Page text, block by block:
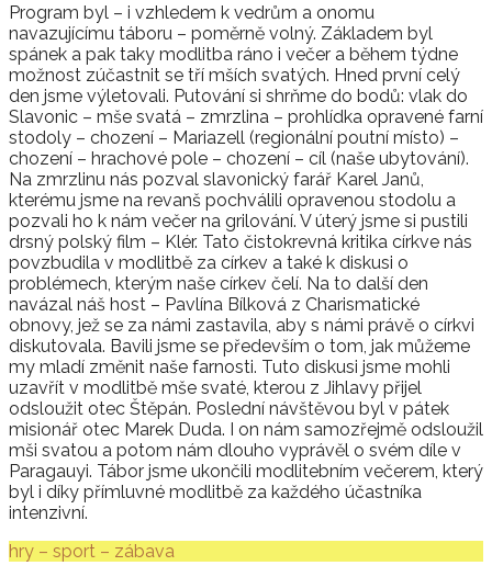
Program byl – i vzhledem k vedrům a onomu
navazujícímu táboru – poměrně volný. Základem byl
spánek a pak taky modlitba ráno i večer a během týdne
možnost zúčastnit se tří mších svatých. Hned první celý
den jsme výletovali. Putování si shrňme do bodů: vlak do
Slavonic – mše svatá – zmrzlina – prohlídka opravené farní
stodoly – chození – Mariazell (regionální poutní místo) –
chození – hrachové pole – chození – cíl (naše ubytování).
Na zmrzlinu nás pozval slavonický farář Karel Janů,
kterému jsme na revanš pochválili opravenou stodolu a
pozvali ho k nám večer na grilování. V úterý jsme si pustili
drsný polský film – Klér. Tato čistokrevná kritika církve nás
povzbudila v modlitbě za církev a také k diskusi o
problémech, kterým naše církev čelí. Na to další den
navázal náš host – Pavlína Bílková z Charismatické
obnovy, jež se za námi zastavila, aby s námi právě o církvi
diskutovala. Bavili jsme se především o tom, jak můžeme
my mladí změnit naše farnosti. Tuto diskusi jsme mohli
uzavřít v modlitbě mše svaté, kterou z Jihlavy přijel
odsloužit otec Štěpán. Poslední návštěvou byl v pátek
misionář otec Marek Duda. I on nám samozřejmě odsloužil
mši svatou a potom nám dlouho vyprávěl o svém díle v
Paragauyi. Tábor jsme ukončili modlitebním večerem, který
byl i díky přímluvné modlitbě za každého účastníka
intenzivní.
hry – sport – zábava